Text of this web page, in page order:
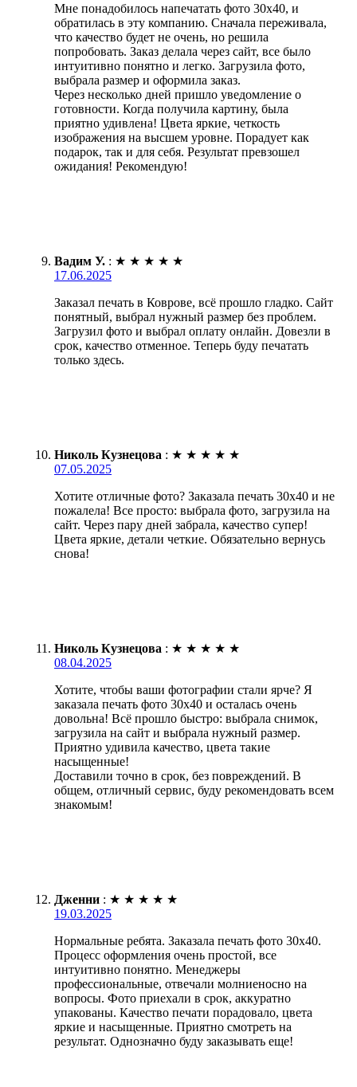
Мне понадобилось напечатать фото 30х40, и
обратилась в эту компанию. Сначала переживала,
что качество будет не очень, но решила
попробовать. Заказ делала через сайт, все было
интуитивно понятно и легко. Загрузила фото,
выбрала размер и оформила заказ.
Через несколько дней пришло уведомление о
готовности. Когда получила картину, была
приятно удивлена! Цвета яркие, четкость
изображения на высшем уровне. Порадует как
подарок, так и для себя. Результат превзошел
ожидания! Рекомендую!
Вадим У. : ★ ★ ★ ★ ★
17.06.2025
Заказал печать в Коврове, всё прошло гладко. Сайт
понятный, выбрал нужный размер без проблем.
Загрузил фото и выбрал оплату онлайн. Довезли в
срок, качество отменное. Теперь буду печатать
только здесь.
Николь Кузнецова : ★ ★ ★ ★ ★
07.05.2025
Хотите отличные фото? Заказала печать 30х40 и не
пожалела! Все просто: выбрала фото, загрузила на
сайт. Через пару дней забрала, качество супер!
Цвета яркие, детали четкие. Обязательно вернусь
снова!
Николь Кузнецова : ★ ★ ★ ★ ★
08.04.2025
Хотите, чтобы ваши фотографии стали ярче? Я
заказала печать фото 30х40 и осталась очень
довольна! Всё прошло быстро: выбрала снимок,
загрузила на сайт и выбрала нужный размер.
Приятно удивила качество, цвета такие
насыщенные!
Доставили точно в срок, без повреждений. В
общем, отличный сервис, буду рекомендовать всем
знакомым!
Дженни : ★ ★ ★ ★ ★
19.03.2025
Нормальные ребята. Заказала печать фото 30х40.
Процесс оформления очень простой, все
интуитивно понятно. Менеджеры
профессиональные, отвечали молниеносно на
вопросы. Фото приехали в срок, аккуратно
упакованы. Качество печати порадовало, цвета
яркие и насыщенные. Приятно смотреть на
результат. Однозначно буду заказывать еще!